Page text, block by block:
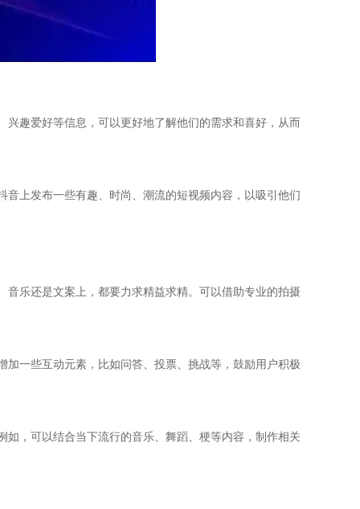
趣爱好等信息，可以更好地了解他们的需求和喜好，从而
上发布一些有趣、时尚、潮流的短视频内容，以吸引他们
乐还是文案上，都要力求精益求精。可以借助专业的拍摄
一些互动元素，比如问答、投票、挑战等，鼓励用户积极
，可以结合当下流行的音乐、舞蹈、梗等内容，制作相关